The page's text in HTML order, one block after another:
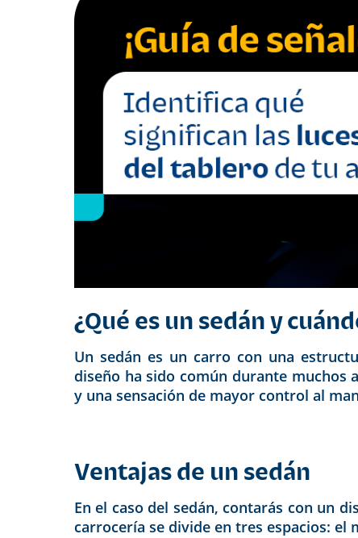
¿Qué es un sedán y
Un sedán es un carro con una
diseño ha sido común durante muchos
y una sensación de mayor control al
Ventajas de un sedán
En el caso del sedán, contarás con un
carrocería se divide en tres espacios: el